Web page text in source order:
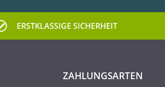
ERSTKLASSIGE SICHERHEIT
ZAHLUNGSARTEN